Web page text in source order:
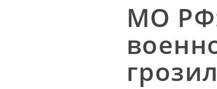
МО РФ: